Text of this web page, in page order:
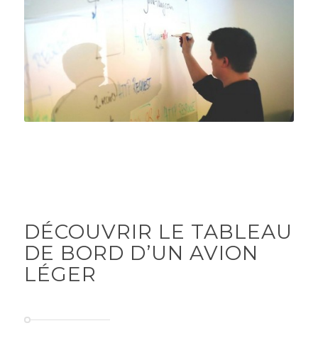
DÉCOUVRIR LE TABLEAU
DE BORD D’UN AVION
LÉGER